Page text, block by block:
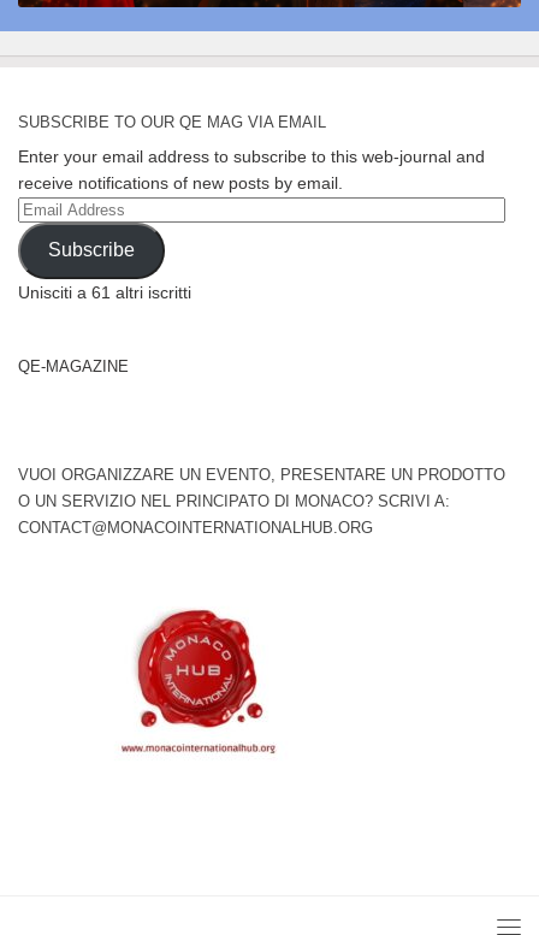
SUBSCRIBE TO OUR QE MAG VIA EMAIL
Enter your email address to subscribe to this web-journal and
receive notifications of new posts by email.
Email
Address
Subscribe
Unisciti a 61 altri iscritti
QE-MAGAZINE
VUOI ORGANIZZARE UN EVENTO, PRESENTARE UN PRODOTTO
O UN SERVIZIO NEL PRINCIPATO DI MONACO? SCRIVI A:
CONTACT@MONACOINTERNATIONALHUB.ORG